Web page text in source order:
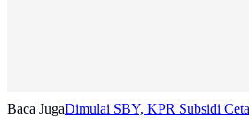
Baca JugaDimulai SBY, KPR Subsidi